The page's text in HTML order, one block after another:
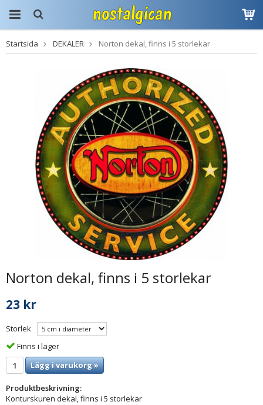
Produkten har blivit
tillagd i varukorgen
Startsida DEKALER Norton dekal, finns i 5 storlekar
Norton dekal, finns i 5 storlekar
23 kr
Storlek
Finns i lager
Lägg i varukorg »
Produktbeskrivning:
Konturskuren dekal, finns i 5 storlekar